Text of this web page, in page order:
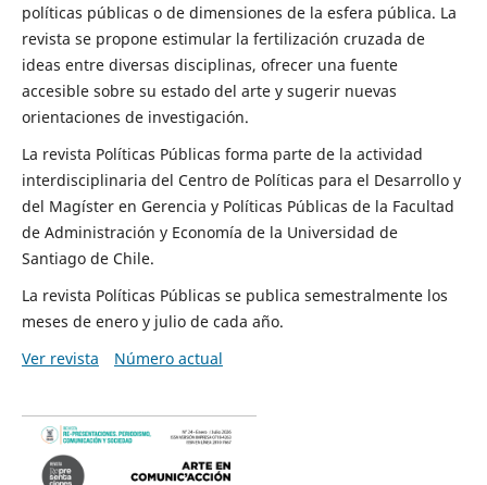
políticas públicas o de dimensiones de la esfera pública. La
revista se propone estimular la fertilización cruzada de
ideas entre diversas disciplinas, ofrecer una fuente
accesible sobre su estado del arte y sugerir nuevas
orientaciones de investigación.
La revista Políticas Públicas forma parte de la actividad
interdisciplinaria del Centro de Políticas para el Desarrollo y
del Magíster en Gerencia y Políticas Públicas de la Facultad
de Administración y Economía de la Universidad de
Santiago de Chile.
La revista Políticas Públicas se publica semestralmente los
meses de enero y julio de cada año.
Ver revista
Número actual